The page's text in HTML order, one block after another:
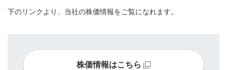
下のリンクより、当社の株価情報をご覧になれます。
株価情報はこちら